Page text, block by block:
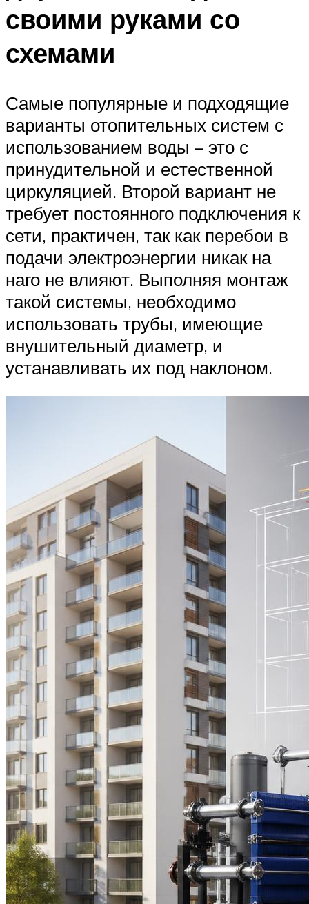
своими руками со
схемами
Самые популярные и подходящие
варианты отопительных систем с
использованием воды – это с
принудительной и естественной
циркуляцией. Второй вариант не
требует постоянного подключения к
сети, практичен, так как перебои в
подачи электроэнергии никак на
наго не влияют. Выполняя монтаж
такой системы, необходимо
использовать трубы, имеющие
внушительный диаметр, и
устанавливать их под наклоном.